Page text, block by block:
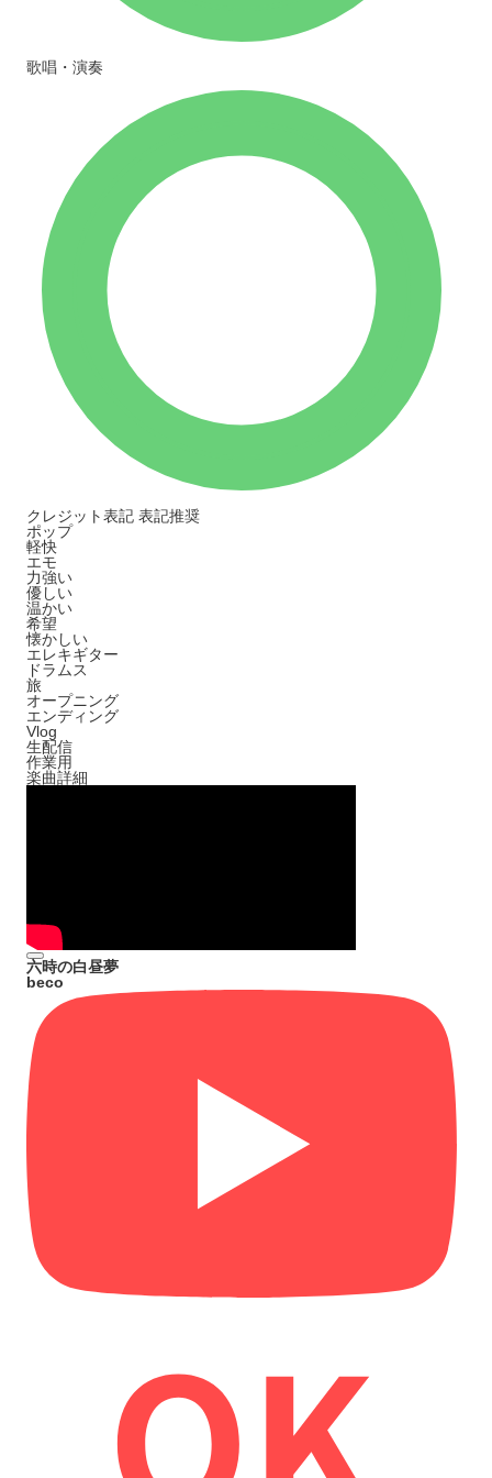
歌唱・演奏
クレジット表記 表記推奨
ポップ
軽快
エモ
力強い
優しい
温かい
希望
懐かしい
エレキギター
ドラムス
旅
オープニング
エンディング
Vlog
生配信
作業用
楽曲詳細
六時の白昼夢
beco